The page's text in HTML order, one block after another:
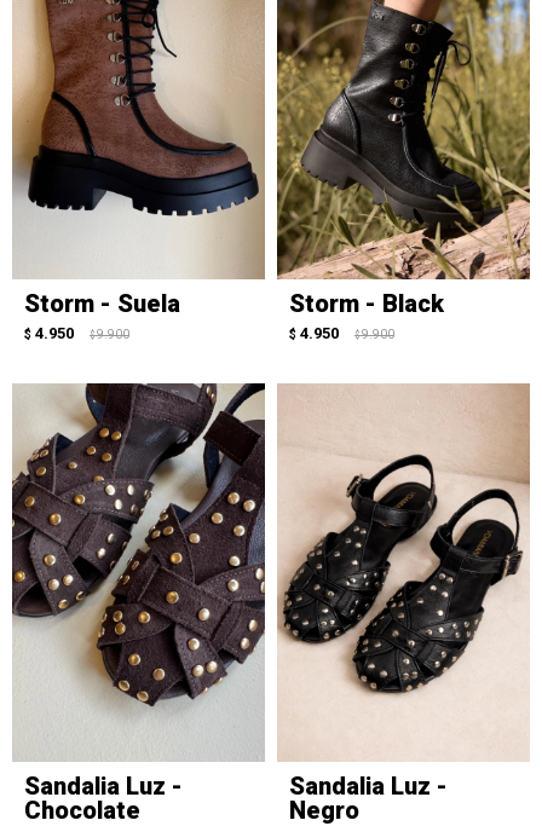
Storm - Suela
$ 4.950 $ 9.900
Storm - Black
$ 4.950 $ 9.900
Sandalia Luz -
Chocolate
Sandalia Luz -
Negro